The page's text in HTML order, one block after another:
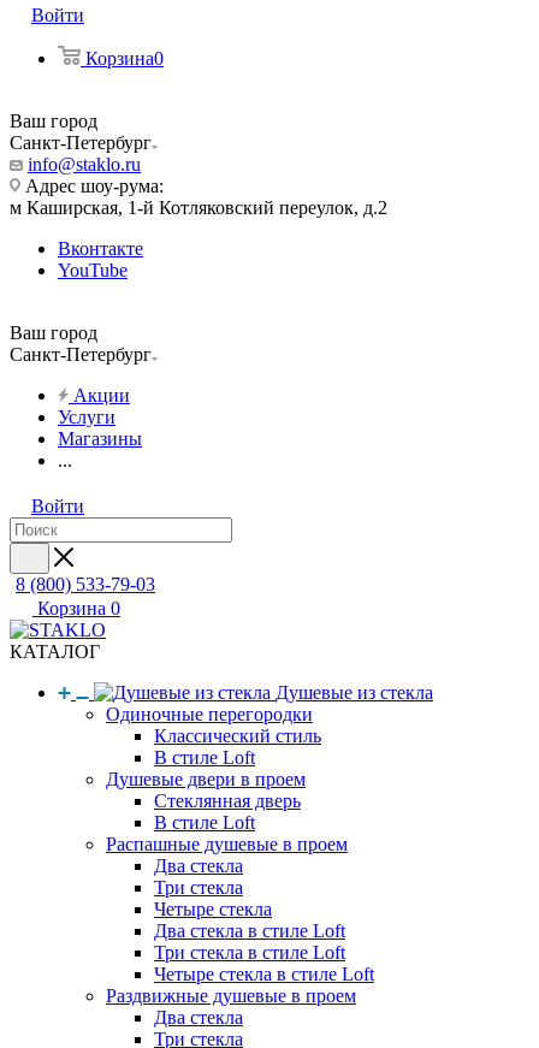
Войти
Корзина0
Ваш город
Санкт-Петербург
info@staklo.ru
Адрес шоу-рума:
м Каширская, 1-й Котляковский переулок, д.2
Вконтакте
YouTube
Ваш город
Санкт-Петербург
Акции
Услуги
Магазины
...
Войти
8 (800) 533-79-03
Корзина 0
КАТАЛОГ
Душевые из стекла
Одиночные перегородки
Классический стиль
В стиле Loft
Душевые двери в проем
Стеклянная дверь
В стиле Loft
Распашные душевые в проем
Два стекла
Три стекла
Четыре стекла
Два стекла в стиле Loft
Три стекла в стиле Loft
Четыре стекла в стиле Loft
Раздвижные душевые в проем
Два стекла
Три стекла